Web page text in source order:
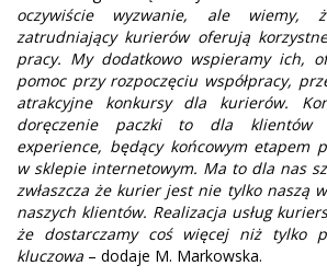
oczywiście wyzwanie, ale wiemy,
zatrudniający kurierów oferują
pracy. My dodatkowo wspieramy ich,
pomoc przy rozpoczęciu współpracy,
atrakcyjne konkursy dla kurierów.
doręczenie paczki to dla klientów
experience, będący końcowym etapem
w sklepie internetowym. Ma to dla nas
zwłaszcza że kurier jest nie tylko naszą
naszych klientów. Realizacja usług
że dostarczamy coś więcej niż tylko
kluczowa – dodaje M. Markowska.